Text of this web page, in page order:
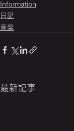
Information
日記
音楽
最新記事